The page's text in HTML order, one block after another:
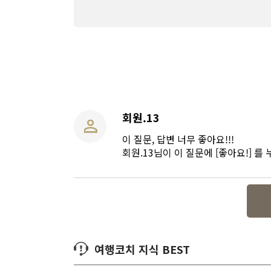
회원.13
이 질문, 답변 너무 좋아요!!!
회원.13님이 이 질문에 [좋아요!] 를
여행코치 지식 BEST